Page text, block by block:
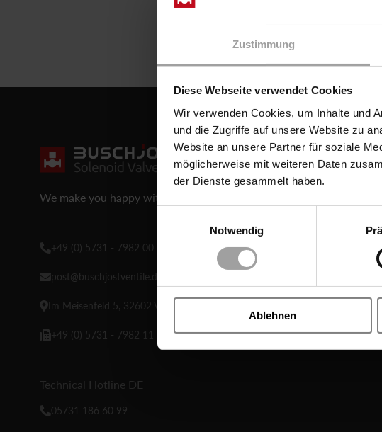
Zustimmung
Diese Webseite verwendet Cookies
Wir verwenden Cookies, um Inhalte und
und die Zugriffe auf unsere Website zu
Website an unsere Partner für soziale
möglicherweise mit weiteren Daten
der Dienste gesammelt haben.
Notwendig
Ablehnen
We make you happy with Buschjost.
+49 (0) 5731 - 7982 00
post@buschjostventile.de
Im Meisenfeld 5, 32602 Vlotho-Exter
+49 (0) 5731 - 7982 11
Technical Hotline DE
05731 186 60 99